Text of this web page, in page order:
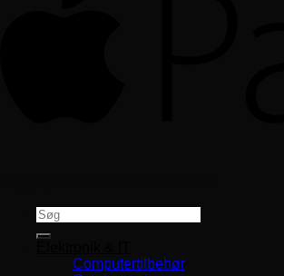
Søg
Computertilbehør